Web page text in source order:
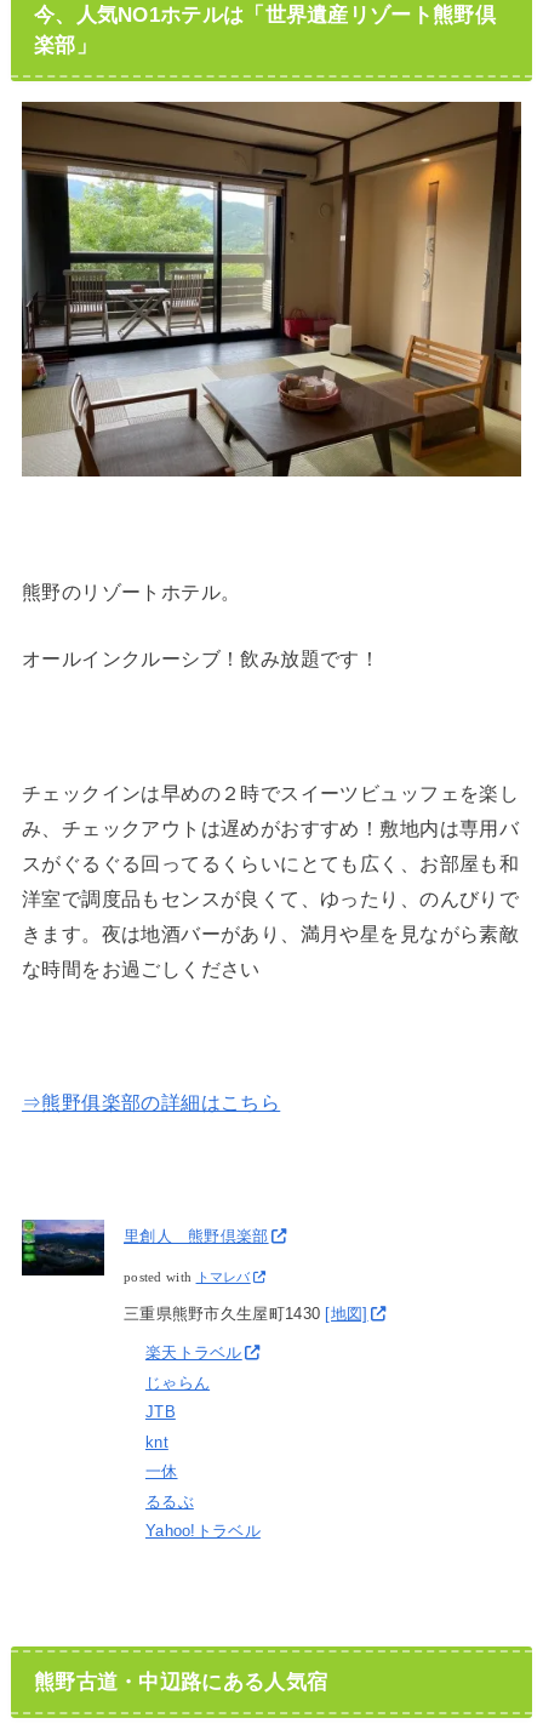
今、人気NO1ホテルは「世界遺産リゾート熊野倶
楽部」
熊野のリゾートホテル。
オールインクルーシブ！飲み放題です！
チェックインは早めの２時でスイーツビュッフェを楽し
み、チェックアウトは遅めがおすすめ！敷地内は専用バ
スがぐるぐる回ってるくらいにとても広く、お部屋も和
洋室で調度品もセンスが良くて、ゆったり、のんびりで
きます。夜は地酒バーがあり、満月や星を見ながら素敵
な時間をお過ごしください
⇒熊野俱楽部の詳細はこちら
里創人 熊野倶楽部
posted with トマレバ
三重県熊野市久生屋町1430 [地図]
楽天トラベル
じゃらん
JTB
knt
一休
るるぶ
Yahoo!トラベル
熊野古道・中辺路にある人気宿